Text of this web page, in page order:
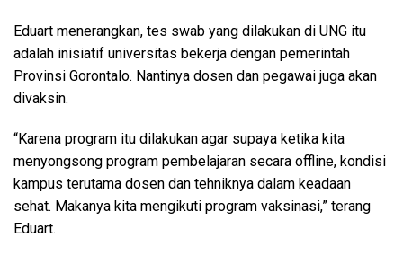
Eduart menerangkan, tes swab yang dilakukan di UNG itu
adalah inisiatif universitas bekerja dengan pemerintah
Provinsi Gorontalo. Nantinya dosen dan pegawai juga akan
divaksin.
“Karena program itu dilakukan agar supaya ketika kita
menyongsong program pembelajaran secara offline, kondisi
kampus terutama dosen dan tehniknya dalam keadaan
sehat. Makanya kita mengikuti program vaksinasi,” terang
Eduart.